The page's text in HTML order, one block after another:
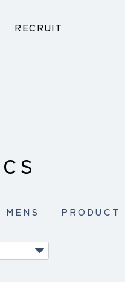
RECRUIT
MENS PRODUCT